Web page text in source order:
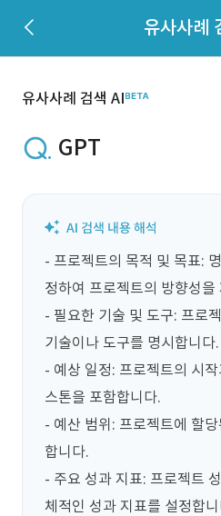
유사사례
유사사례 검색 AI
GPT
- 프로젝트의 목적 및 목표:
정하여 프로젝트의 방향성을
- 필요한 기술 및 도구: 프로
기술이나 도구를 명시합니다.
- 예상 일정: 프로젝트의 시
스톤을 포함합니다.
- 예산 범위: 프로젝트에 할
합니다.
- 주요 성과 지표: 프로젝트
체적인 성과 지표를 설정합